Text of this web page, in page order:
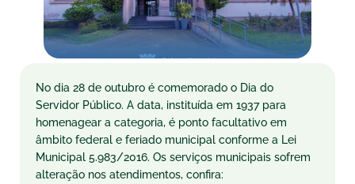
No dia 28 de outubro é comemorado o Dia do
Servidor Público. A data, instituída em 1937 para
homenagear a categoria, é ponto facultativo em
âmbito federal e feriado municipal conforme a Lei
Municipal 5.983/2016. Os serviços municipais sofrem
alteração nos atendimentos, confira: